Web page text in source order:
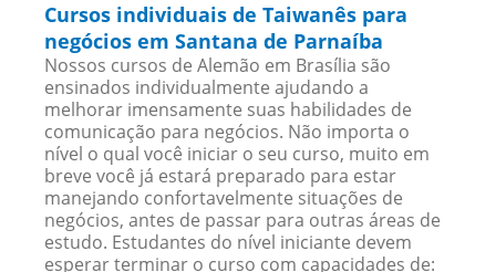
Cursos individuais de Taiwanês para
negócios em Santana de Parnaíba
Nossos cursos de Alemão em Brasília são
ensinados individualmente ajudando a
melhorar imensamente suas habilidades de
comunicação para negócios. Não importa o
nível o qual você iniciar o seu curso, muito em
breve você já estará preparado para estar
manejando confortavelmente situações de
negócios, antes de passar para outras áreas de
estudo. Estudantes do nível iniciante devem
esperar terminar o curso com capacidades de: